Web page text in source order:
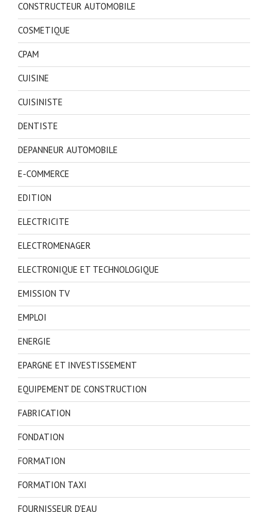
CONSTRUCTEUR AUTOMOBILE
COSMETIQUE
CPAM
CUISINE
CUISINISTE
DENTISTE
DEPANNEUR AUTOMOBILE
E-COMMERCE
EDITION
ELECTRICITE
ELECTROMENAGER
ELECTRONIQUE ET TECHNOLOGIQUE
EMISSION TV
EMPLOI
ENERGIE
EPARGNE ET INVESTISSEMENT
EQUIPEMENT DE CONSTRUCTION
FABRICATION
FONDATION
FORMATION
FORMATION TAXI
FOURNISSEUR D'EAU